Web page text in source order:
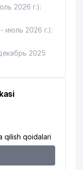
2026 г.):
июль 2026 г.):
2025
qilish qoidalari